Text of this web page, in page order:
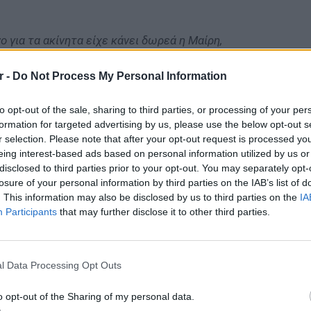
- Do Not Process My Personal Information
opt-out of the sale, sharing to third parties, or processing of your
for targeted advertising by us, please use the below opt-out
selection. Please note that after your opt-out request is processed
interest-based ads based on personal information utilized by us
to third parties prior to your opt-out. You may separately
of your personal information by third parties on the IAB’s list of
This information may also be disclosed by us to third parties on the
Participants that may further disclose it to other third parties.
Data Processing Opt Outs
opt-out of the Sharing of my personal data.
6
για τα ακίνητα είχε κάνει δωρεά η Μαίρη,
χέρια μας».
η ηθοποιός ότι θα φτιάξει,
Ότι δεν προτίθεται να κάνει ένα
ότι θα κάνει κάτι σαν μουσείο, αλλά αυτό δε
να δούμε ποιος είναι ο κληρονόμος που
που της απέμεινε».